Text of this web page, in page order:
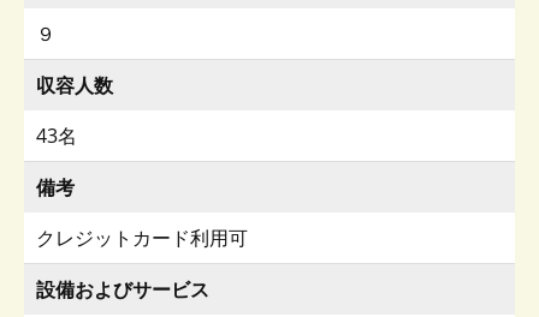
９
収容人数
43名
備考
クレジットカード利用可
設備およびサービス